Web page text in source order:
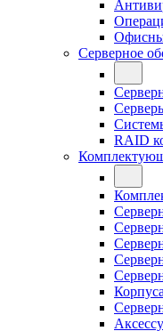
Серверное
RAID